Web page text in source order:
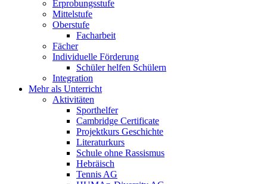
Erprobungsstufe
Mittelstufe
Oberstufe
Facharbeit
Fächer
Individuelle Förderung
Schüler helfen Schülern
Integration
Mehr als Unterricht
Aktivitäten
Sporthelfer
Cambridge Certificate
Projektkurs Geschichte
Literaturkurs
Schule ohne Rassismus
Hebräisch
Tennis AG